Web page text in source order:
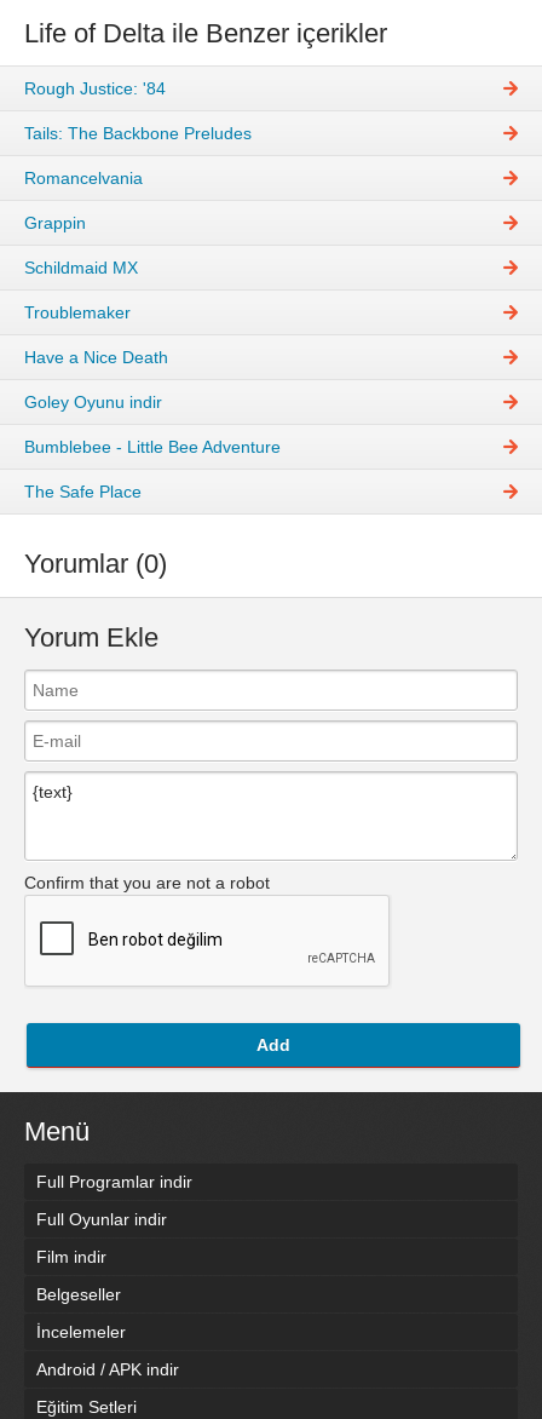
Life of Delta ile Benzer içerikler
Rough Justice: '84
Tails: The Backbone Preludes
Romancelvania
Grappin
Schildmaid MX
Troublemaker
Have a Nice Death
Goley Oyunu indir
Bumblebee - Little Bee Adventure
The Safe Place
Yorumlar (0)
Yorum Ekle
Confirm that you are not a robot
Add
Menü
Full Programlar indir
Full Oyunlar indir
Film indir
Belgeseller
İncelemeler
Android / APK indir
Eğitim Setleri